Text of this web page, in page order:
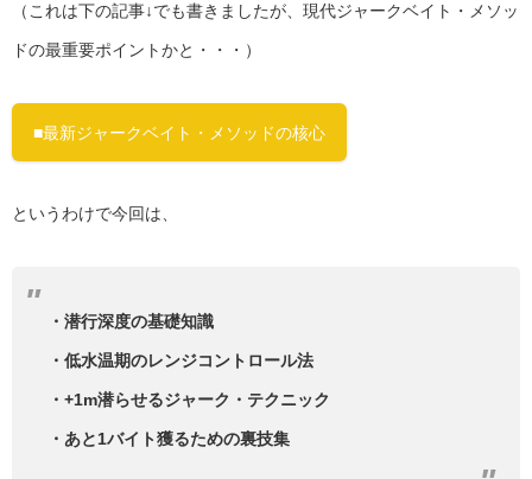
（これは下の記事↓でも書きましたが、現代ジャークベイト・メソッ
ドの最重要ポイントかと・・・）
■最新ジャークベイト・メソッドの核心
というわけで今回は、
・潜行深度の基礎知識
・低水温期のレンジコントロール法
・+1m潜らせるジャーク・テクニック
・あと1バイト獲るための裏技集